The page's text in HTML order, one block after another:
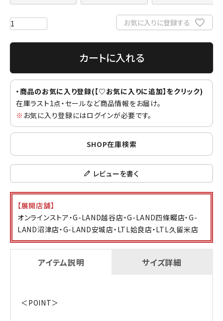
お気に入りに登録する
カートに入れる
・商品のお気に入り登録(【♡お気に入りに追加】をクリック)
在庫ラスト1点・セールなど商品情報をお届け。
※ お気に入り登録にはログインが必要です。
SHOP在庫検索
レビューを書く
【展開店舗】
オンラインストア・G-LAND越谷店・G-LAND四條畷店・G-
LAND沼津店・G-LAND安城店・LTL姶良店・LTL久留米店
アイテム説明 サイズ詳細
＜POINT＞